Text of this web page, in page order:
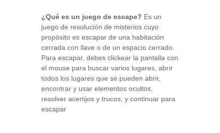
¿Qué es un juego de escape? Es un
juego de resolución de misterios cuyo
propósito es escapar de una habitación
cerrada con llave o de un espacio cerrado.
Para escapar, debes clickear la pantalla con
el mouse para buscar varios lugares, abrir
todos los lugares que se pueden abrir,
encontrar y usar elementos ocultos,
resolver acertijos y trucos, y continuar para
escapar